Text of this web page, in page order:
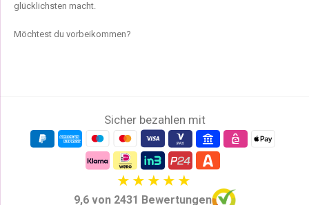
glücklichsten macht.
Möchtest du vorbeikommen?
Sicher bezahlen mit
9,6 von 2431 Bewertungen